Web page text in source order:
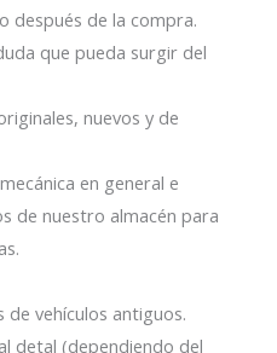
después de la compra.
que pueda surgir del
nuevos y de
en general e
de nuestro almacén para
vehículos antiguos.
detal (dependiendo del